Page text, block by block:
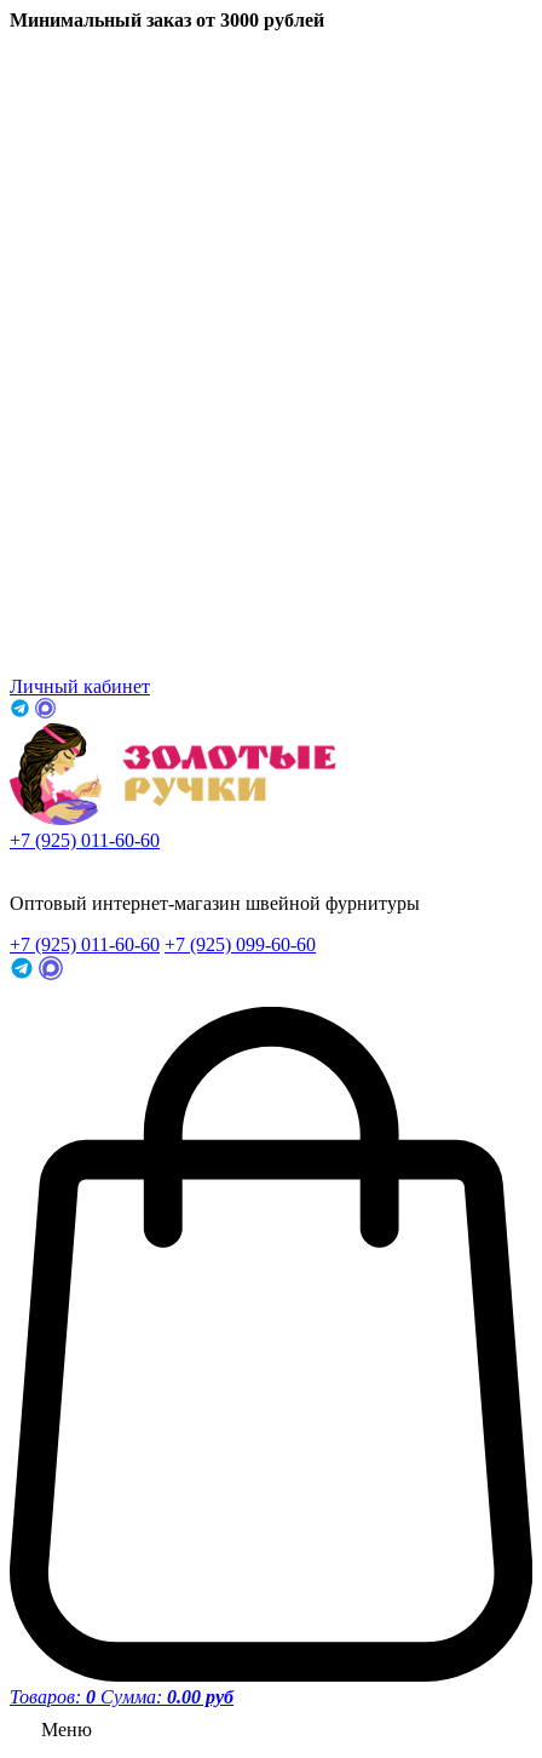
Минимальный заказ от 3000 рублей
Личный кабинет
+7 (925) 011-60-60
Оптовый интернет-магазин швейной фурнитуры
+7 (925) 011-60-60 +7 (925) 099-60-60
Товаров: 0 Сумма: 0.00 руб
Меню